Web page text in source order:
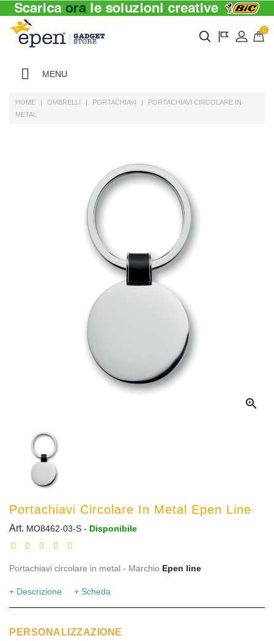
0
MENU
HOME OMBRELLI PORTACHIAVI
PORTACHIAVI CIRCOLARE IN
METAL

Portachiavi Circolare In Metal Epen Line
Art. MO8462-03-S - Disponibile
Portachiavi circolare in metal - Marchio Epen line
+ Descrizione + Scheda
PERSONALIZZAZIONE